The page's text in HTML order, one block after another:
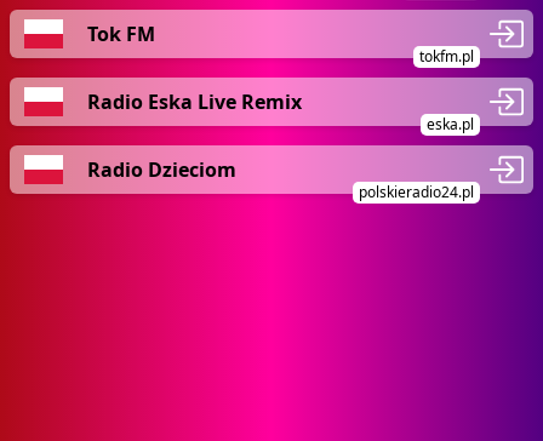
Tok FM
tokfm.pl
Radio Eska Live Remix
eska.pl
Radio Dzieciom
polskieradio24.pl